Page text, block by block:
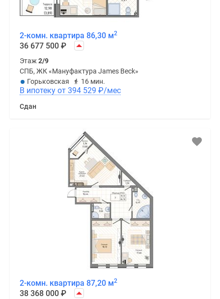
2-комн. квартира 86,30 м2
36 677 500 ₽
Этаж2/9
СПБ, ЖК «Мануфактура James Beck»
Горьковская
16 мин.
В ипотеку от 394 529 ₽/мес
Сдан
2-комн. квартира 87,20 м2
38 368 000 ₽